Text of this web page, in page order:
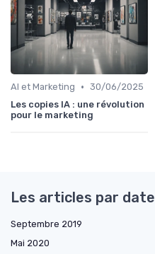
AI et Marketing • 30/06/2025
Les copies IA : une révolution
pour le marketing
Les articles par date
Septembre 2019
Mai 2020